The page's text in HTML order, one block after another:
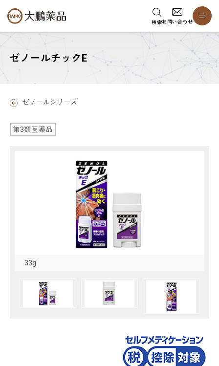
検索お問い合わせ
ゼノールチックE
ゼノールシリーズ
第3類医薬品
33g